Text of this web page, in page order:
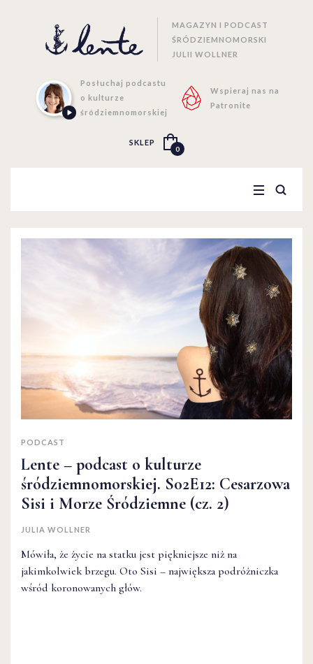
MAGAZYN I PODCAST
ŚRÓDZIEMNOMORSKI
JULII WOLLNER
Posłuchaj podcastu
o kulturze
śródziemnomorskiej
Wspieraj nas na
Patronite
SKLEP
0
PODCAST
Lente – podcast o kulturze
śródziemnomorskiej. S02E12: Cesarzowa
Sisi i Morze Śródziemne (cz. 2)
JULIA WOLLNER
Mówiła, że życie na statku jest piękniejsze niż na
jakimkolwiek brzegu. Oto Sisi – największa podróżniczka
wśród koronowanych głów.